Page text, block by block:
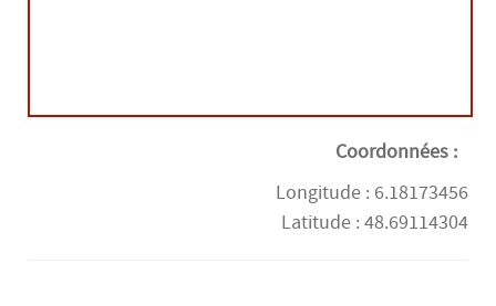
Coordonnées :
Longitude : 6.18173456
Latitude : 48.69114304